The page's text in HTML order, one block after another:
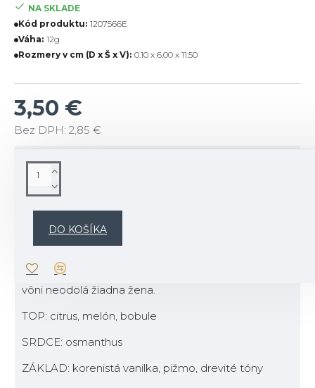
3,50 €
Bez DPH: 2,85 €
NA SKLADE
Kód produktu: 1207566E
Váha: 12g
Rozmery v cm (D x Š x V): 0.10 x 6.00 x 11.50
DO KOŠÍKA
krásnych, sviežich, žiarivých citrusových plodov,
sladkých kvetinových tónov a korenistej vanilky.
Osviežujúca, jemná a žensky delikátna vôňa. Tejto
vôni neodolá žiadna žena.
TOP: citrus, melón, bobule
SRDCE: osmanthus
ZÁKLAD: korenistá vanilka, pižmo, drevité tóny